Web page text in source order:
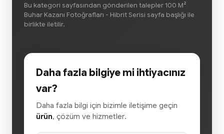
Bu kategori sayfasından gönderilen talepler 100 M²
Buhar Kazanı Fotoğrafları - Hibrit Serisi sayfa başlığı ile
birlikte iletilir.
Daha fazla bilgiye mi ihtiyacınız
var?
Daha fazla bilgi için bizimle iletişime geçin
ürün, çözüm ve hizmetler.